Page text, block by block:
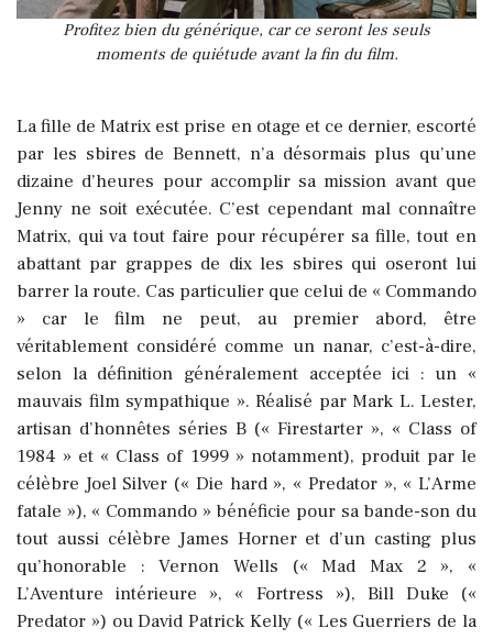
Profitez bien du générique, car ce seront les seuls
moments de quiétude avant la fin du film.
La fille de Matrix est prise en otage et ce dernier, escorté
par les sbires de Bennett, n’a désormais plus qu’une
dizaine d’heures pour accomplir sa mission avant que
Jenny ne soit exécutée. C’est cependant mal connaître
Matrix, qui va tout faire pour récupérer sa fille, tout en
abattant par grappes de dix les sbires qui oseront lui
barrer la route. Cas particulier que celui de « Commando
» car le film ne peut, au premier abord, être
véritablement considéré comme un nanar, c’est-à-dire,
selon la définition généralement acceptée ici : un «
mauvais film sympathique ». Réalisé par Mark L. Lester,
artisan d’honnêtes séries B (« Firestarter », « Class of
1984 » et « Class of 1999 » notamment), produit par le
célèbre Joel Silver (« Die hard », « Predator », « L’Arme
fatale »), « Commando » bénéficie pour sa bande-son du
tout aussi célèbre James Horner et d’un casting plus
qu’honorable : Vernon Wells (« Mad Max 2 », «
L’Aventure intérieure », « Fortress »), Bill Duke («
Predator ») ou David Patrick Kelly (« Les Guerriers de la